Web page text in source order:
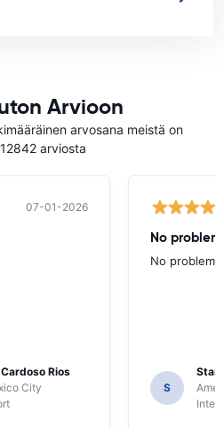
Arvioon
arvosana meistä on
arviosta
07-01-2026
Rios
City
No
No
S